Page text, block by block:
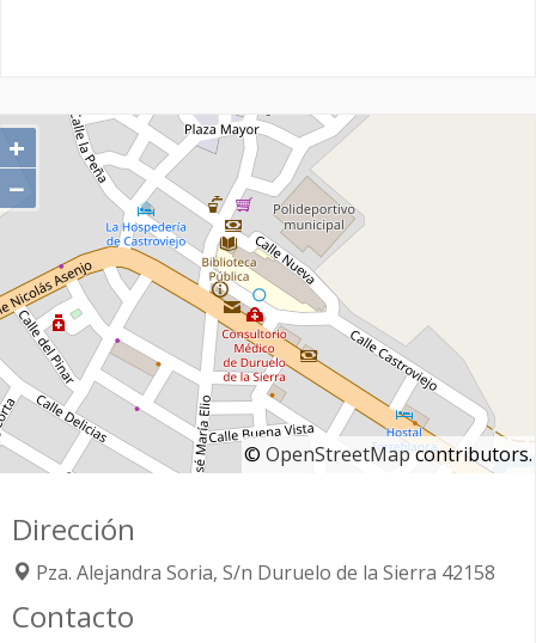
+
−
© OpenStreetMapcontributors.
Dirección
Pza. Alejandra Soria, S/n Duruelo de la Sierra 42158
Contacto